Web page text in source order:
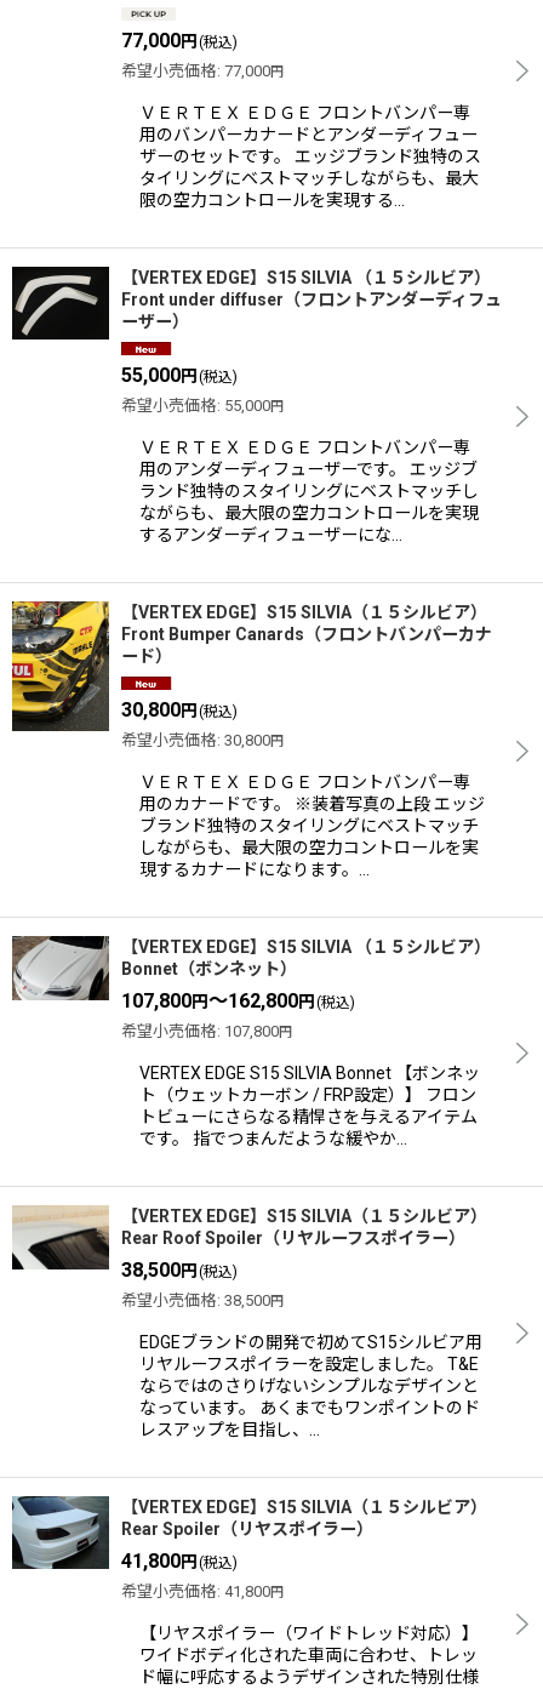
77,000円 (税込)
希望小売価格: 77,000円
ＶＥＲＴＥＸ ＥＤＧＥ フロントバンパー専
用のバンパーカナードとアンダーディフュー
ザーのセットです。 エッジブランド独特のス
タイリングにベストマッチしながらも、最大
限の空力コントロールを実現する…
【VERTEX EDGE】S15 SILVIA （１５シルビア）
Front under diffuser（フロントアンダーディフュ
ーザー）
55,000円 (税込)
希望小売価格: 55,000円
ＶＥＲＴＥＸ ＥＤＧＥ フロントバンパー専
用のアンダーディフューザーです。 エッジブ
ランド独特のスタイリングにベストマッチし
ながらも、最大限の空力コントロールを実現
するアンダーディフューザーにな…
【VERTEX EDGE】S15 SILVIA（１５シルビア）
Front Bumper Canards（フロントバンパーカナ
ード）
30,800円 (税込)
希望小売価格: 30,800円
ＶＥＲＴＥＸ ＥＤＧＥ フロントバンパー専
用のカナードです。 ※装着写真の上段 エッジ
ブランド独特のスタイリングにベストマッチ
しながらも、最大限の空力コントロールを実
現するカナードになります。…
【VERTEX EDGE】S15 SILVIA （１５シルビア）
Bonnet（ボンネット）
107,800円～162,800円 (税込)
希望小売価格: 107,800円
VERTEX EDGE S15 SILVIA Bonnet 【ボンネッ
ト（ウェットカーボン / FRP設定）】 フロン
トビューにさらなる精悍さを与えるアイテム
です。 指でつまんだような緩やか…
【VERTEX EDGE】S15 SILVIA（１５シルビア）
Rear Roof Spoiler（リヤルーフスポイラー）
38,500円 (税込)
希望小売価格: 38,500円
EDGEブランドの開発で初めてS15シルビア用
リヤルーフスポイラーを設定しました。 T&E
ならではのさりげないシンプルなデザインと
なっています。 あくまでもワンポイントのド
レスアップを目指し、…
【VERTEX EDGE】S15 SILVIA（１５シルビア）
Rear Spoiler（リヤスポイラー）
41,800円 (税込)
希望小売価格: 41,800円
【リヤスポイラー（ワイドトレッド対応）】
ワイドボディ化された車両に合わせ、トレッ
ド幅に呼応するようデザインされた特別仕様